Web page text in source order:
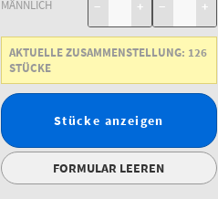
MÄNNLICH
− + − +
AKTUELLE ZUSAMMENSTELLUNG: 126
STÜCKE
Stücke anzeigen
FORMULAR LEEREN